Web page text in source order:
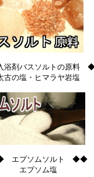
剤バスソルトの原料
古の塩・ヒマラヤ岩塩
エプソムソルト ◆◆
エプソム塩